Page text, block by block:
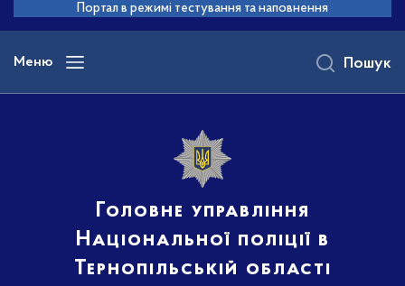
основного
вмісту
Портал в режимі тестування та наповнення
Меню
Головне управління
Національної поліції в
Тернопільській області
Пошук